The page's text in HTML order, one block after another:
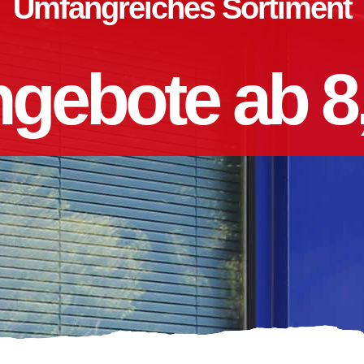
Umfangreiches Sortiment
ab